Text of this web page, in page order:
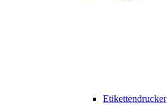
Etikettendrucker